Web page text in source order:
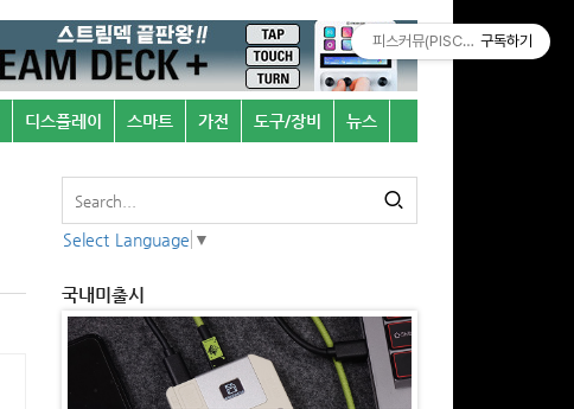
디스플레이 스마트 가전 도구/장비 뉴스
Select Language ▼
국내미출시
피스커뮤(PISCOMU)구독하기